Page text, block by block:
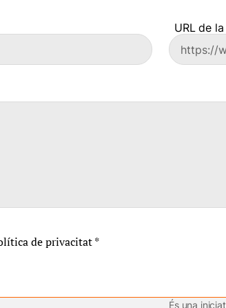
URL de
de privacitat*
És una